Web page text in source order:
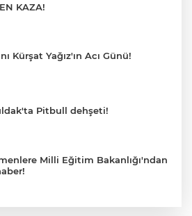
KAZA!
Kürşat Yağız'ın Acı Günü!
Pitbull dehşeti!
Milli Eğitim Bakanlığı'ndan